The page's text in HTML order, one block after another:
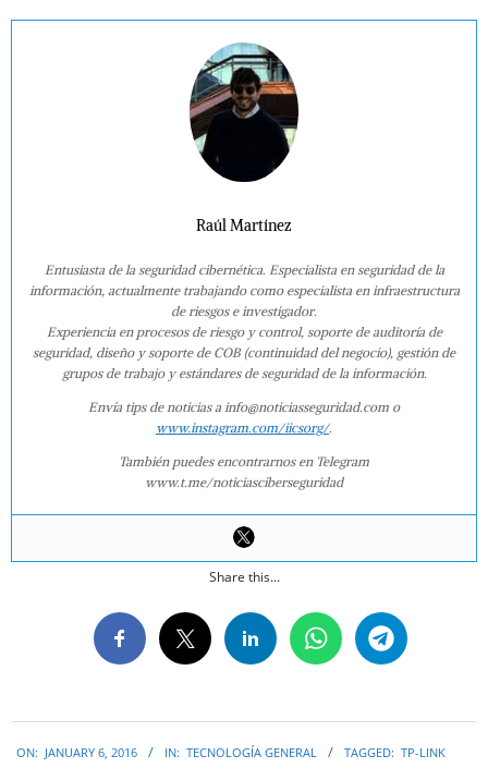
Raúl Martínez
Entusiasta de la seguridad cibernética. Especialista en seguridad de la
información, actualmente trabajando como especialista en infraestructura
de riesgos e investigador.
Experiencia en procesos de riesgo y control, soporte de auditoría de
seguridad, diseño y soporte de COB (continuidad del negocio), gestión de
grupos de trabajo y estándares de seguridad de la información.
Envía tips de noticias a info@noticiasseguridad.com o
www.instagram.com/iicsorg/.
También puedes encontrarnos en Telegram
www.t.me/noticiasciberseguridad
Share this...
01-
ON: JANUARY 6, 2016 IN: TECNOLOGÍA GENERAL TAGGED: TP-LINK